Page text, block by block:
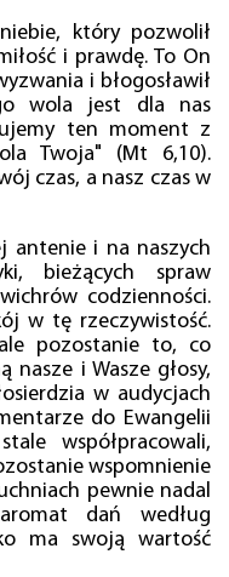
który pozwolił
i prawdę. To On
i błogosławił
wola jest dla nas
ten moment z
Twoja" (Mt 6,10).
czas, a nasz czas w
antenie i na naszych
bieżących spraw
codzienności.
w tę rzeczywistość.
pozostanie to, co
nasze i Wasze głosy,
w audycjach
do Ewangelii
współpracowali,
wspomnienie
pewnie nadal
dań według
ma swoją wartość